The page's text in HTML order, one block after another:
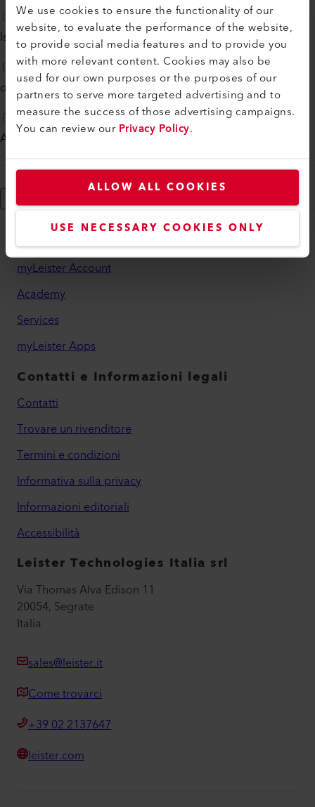
We use cookies to ensure the functionality of our
website, to evaluate the performance of the website,
to provide social media features and to provide you
with more relevant content. Cookies may also be
used for our own purposes or the purposes of our
partners to serve more targeted advertising and to
measure the success of those advertising campaigns.
You can review ourPrivacy Policy.
ALLOW ALL COOKIES
USE NECESSARY COOKIES ONLY
Iscriviti alla nostranewsletter mensile
ontattami per telefono
Acconsento ainformativa sulla privacy
Invia
myLeister
myLeister Account
Academy
Services
myLeister Apps
Contatti e Informazioni legali
Contatti
Trovare un rivenditore
Termini e condizioni
Informativa sulla privacy
Informazioni editoriali
Accessibilità
Leister Technologies Italia srl
Via Thomas Alva Edison 11
20054, Segrate
Italia
sales@leister.it
Come trovarci
+39 02 2137647
leister.com